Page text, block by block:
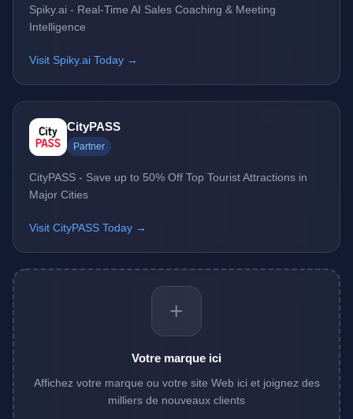
Spiky.ai - Real-Time AI Sales Coaching & Meeting
Intelligence
Visit Spiky.ai Today →
CityPASS
Partner
CityPASS - Save up to 50% Off Top Tourist Attractions in
Major Cities
Visit CityPASS Today →
+
Votre marque ici
Affichez votre marque ou votre site Web ici et joignez des
milliers de nouveaux clients